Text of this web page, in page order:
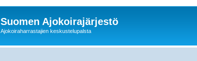
Suomen Ajokoirajärjestö
Ajokoiraharrastajien keskustelupalsta